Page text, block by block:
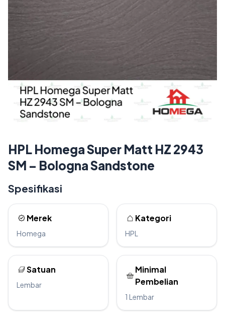
HPL Homega Super Matt HZ 2943
SM – Bologna Sandstone
Spesifikasi
Merek
Homega
Kategori
HPL
Satuan
Lembar
Minimal
Pembelian
1 Lembar